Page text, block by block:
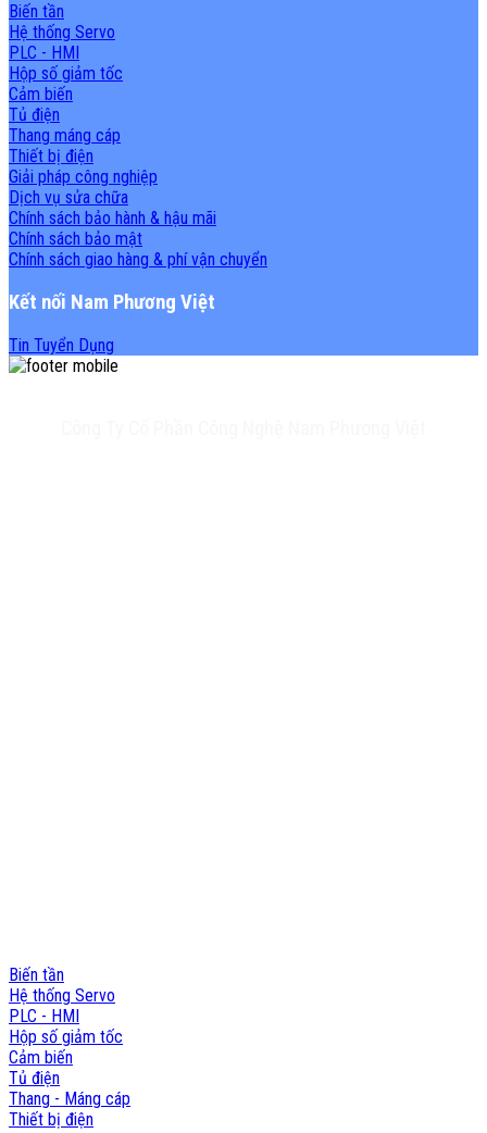
Biến tần
Hệ thống Servo
PLC - HMI
Hộp số giảm tốc
Cảm biến
Tủ điện
Thang máng cáp
Thiết bị điện
Giải pháp công nghiệp
Dịch vụ sửa chữa
Chính sách bảo hành & hậu mãi
Chính sách bảo mật
Chính sách giao hàng & phí vận chuyển
Kết nối Nam Phương Việt
Tin Tuyển Dụng
Biến tần
Hệ thống Servo
PLC - HMI
Hộp số giảm tốc
Cảm biến
Tủ điện
Thang - Máng cáp
Thiết bị điện